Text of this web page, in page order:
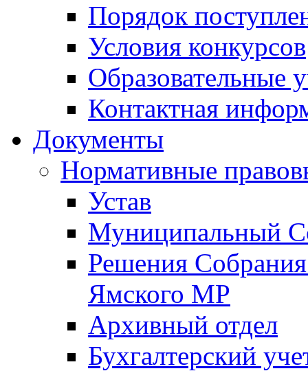
Порядок
Условия конкурсов
Образовательные
Контактная
Документы
Нормативные
Устав
Муниципальный
Решения
Ямского МР
Архивный отдел
Бухгалтерский